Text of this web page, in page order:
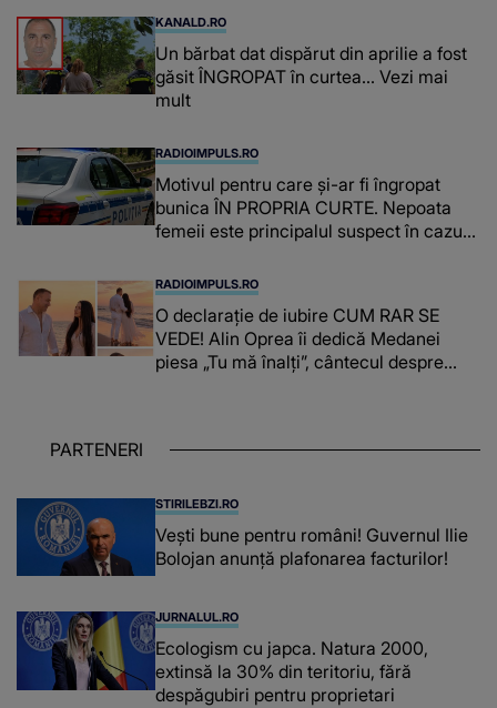
KANALD.RO
Un bărbat dat dispărut din aprilie a fost
găsit ÎNGROPAT în curtea... Vezi mai
mult
RADIOIMPULS.RO
Motivul pentru care și-ar fi îngropat
bunica ÎN PROPRIA CURTE. Nepoata
femeii este principalul suspect în cazul
DE ANCHETATORI a șocat localnicii
RADIOIMPULS.RO
O declarație de iubire CUM RAR SE
VEDE! Alin Oprea îi dedică Medanei
piesa „Tu mă înalți”, cântecul despre
din mine și-a regăsit pacea"
PARTENERI
STIRILEBZI.RO
Vești bune pentru români! Guvernul Ilie
Bolojan anunță plafonarea facturilor!
JURNALUL.RO
Ecologism cu japca. Natura 2000,
extinsă la 30% din teritoriu, fără
despăgubiri pentru proprietari